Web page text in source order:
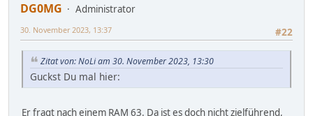
DG0MG
Administrator
#22
30. November 2023, 13:37
Zitat von: NoLi am 30. November 2023, 13:30
Guckst Du mal hier:
Er fragt nach einem RAM 63. Da ist es doch nicht zielführend,